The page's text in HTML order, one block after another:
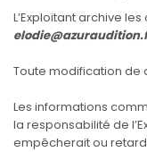
L’Exploitant archive
Toute modification de
Les informations
la responsabilité de
empêcherait ou